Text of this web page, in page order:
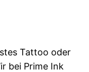
Tattoo oder
bei Prime Ink